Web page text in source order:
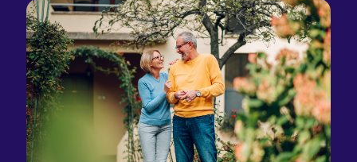
plaintes relatives au bruit, sans perdre la
confiance ni les commentaires.